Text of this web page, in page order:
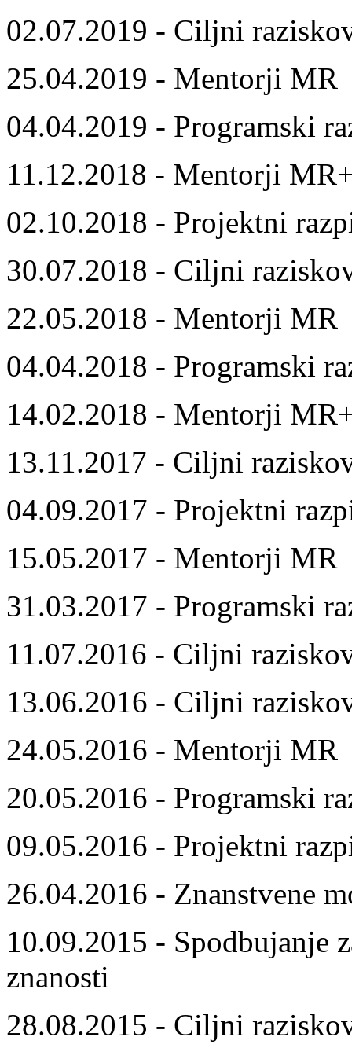
02.07.2019 - Ciljni
25.04.2019 - Mentorji MR
04.04.2019 - Programski
11.12.2018 - Mentorji
02.10.2018 - Projektni
30.07.2018 - Ciljni
22.05.2018 - Mentorji MR
04.04.2018 - Programski
14.02.2018 - Mentorji
13.11.2017 - Ciljni
04.09.2017 - Projektni
15.05.2017 - Mentorji MR
31.03.2017 - Programski
11.07.2016 - Ciljni
13.06.2016 - Ciljni
24.05.2016 - Mentorji MR
20.05.2016 - Programski
09.05.2016 - Projektni
26.04.2016 - Znanstvene
10.09.2015 - Spodbujanje
znanosti
28.08.2015 - Ciljni